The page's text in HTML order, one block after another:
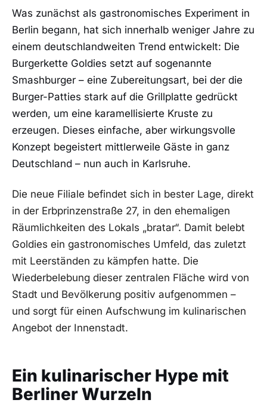
Was zunächst als gastronomisches Experiment in
Berlin begann, hat sich innerhalb weniger Jahre zu
einem deutschlandweiten Trend entwickelt: Die
Burgerkette Goldies setzt auf sogenannte
Smashburger – eine Zubereitungsart, bei der die
Burger-Patties stark auf die Grillplatte gedrückt
werden, um eine karamellisierte Kruste zu
erzeugen. Dieses einfache, aber wirkungsvolle
Konzept begeistert mittlerweile Gäste in ganz
Deutschland – nun auch in Karlsruhe.
Die neue Filiale befindet sich in bester Lage, direkt
in der Erbprinzenstraße 27, in den ehemaligen
Räumlichkeiten des Lokals „bratar“. Damit belebt
Goldies ein gastronomisches Umfeld, das zuletzt
mit Leerständen zu kämpfen hatte. Die
Wiederbelebung dieser zentralen Fläche wird von
Stadt und Bevölkerung positiv aufgenommen –
und sorgt für einen Aufschwung im kulinarischen
Angebot der Innenstadt.
Ein kulinarischer Hype mit
Berliner Wurzeln